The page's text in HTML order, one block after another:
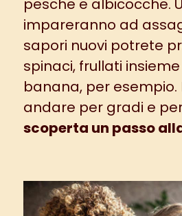
impareranno ad
sapori nuovi potrete
spinaci, frullati
banana, per esempio.
andare per gradi e
scoperta un passo